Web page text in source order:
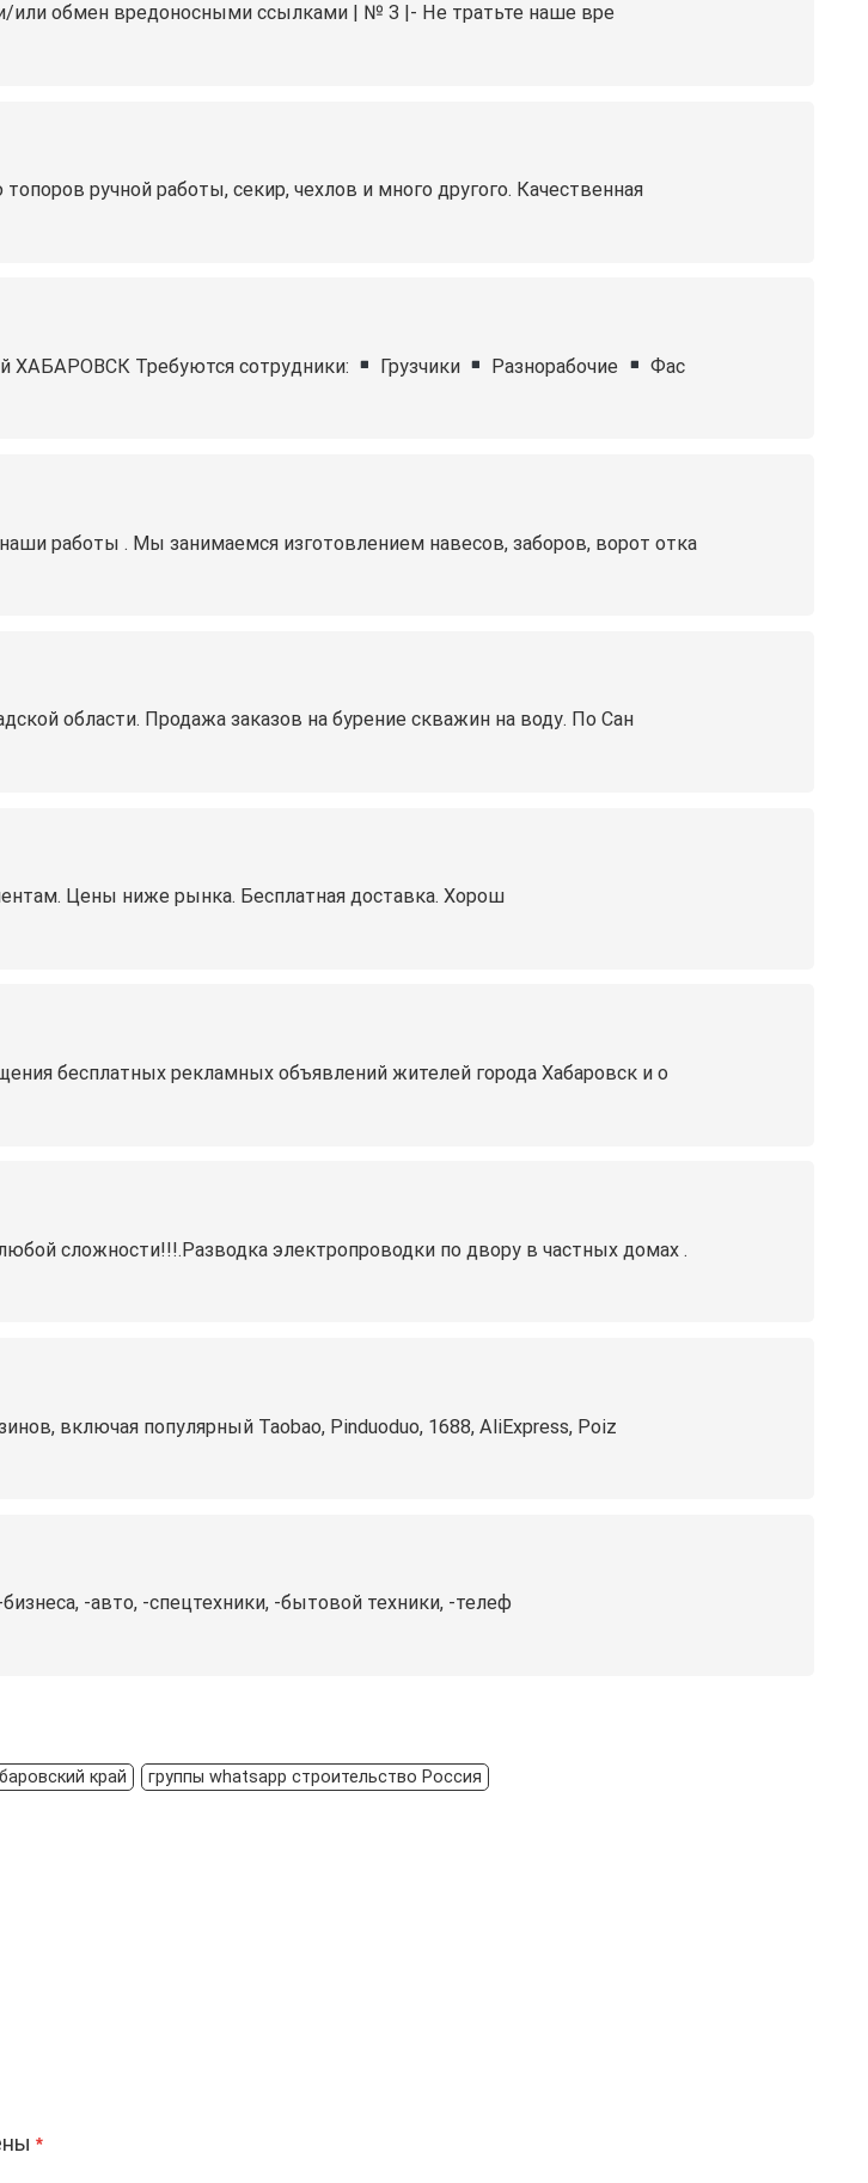
обмен вредоносными ссылками | № 3 |- Не тратьте наше вре
ручной работы, секир, чехлов и много другого. Качественная
ХАБАРОВСК Требуются сотрудники:
Грузчики Разнорабочие Фас
работы . Мы занимаемся изготовлением навесов, заборов, ворот отка
области. Продажа заказов на бурение скважин на воду. По Сан
Цены ниже рынка. Бесплатная доставка. Хорош
бесплатных рекламных объявлений жителей города Хабаровск и о
сложности!!!.Разводка электропроводки по двору в частных домах .
включая популярный Taobao, Pinduoduo, 1688, AliExpress, Poiz
-авто, -спецтехники, -бытовой техники, -телеф
край группы whatsapp строительство Россия
*